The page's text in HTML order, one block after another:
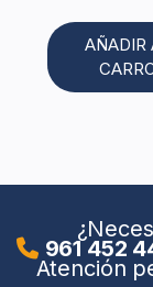
AÑADIR
961 452
Atención